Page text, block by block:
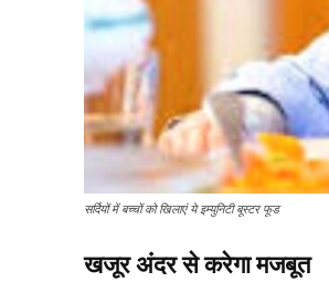
सर्दियों में बच्चों को खिलाएं ये इम्युनिटी बूस्टर फूड
खजूर अंदर से करेगा मजबूत